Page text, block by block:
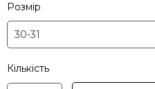
Розмір
Кількість